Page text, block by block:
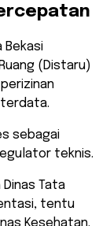
Bekasi
(Distaru)
terdata.
sebagai
teknis.
Tata
tentu